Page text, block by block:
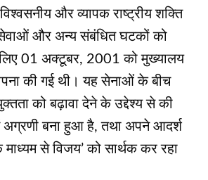
और व्यापक राष्ट्रीय शक्ति
और अन्य संबंधित घटकों को
01 अक्टूबर, 2001 को मुख्यालय
की गई थी। यह सेनाओं के बीच
को बढ़ावा देने के उद्देश्य से की
बना हुआ है, तथा अपने आदर्श
से विजय’ को सार्थक कर रहा